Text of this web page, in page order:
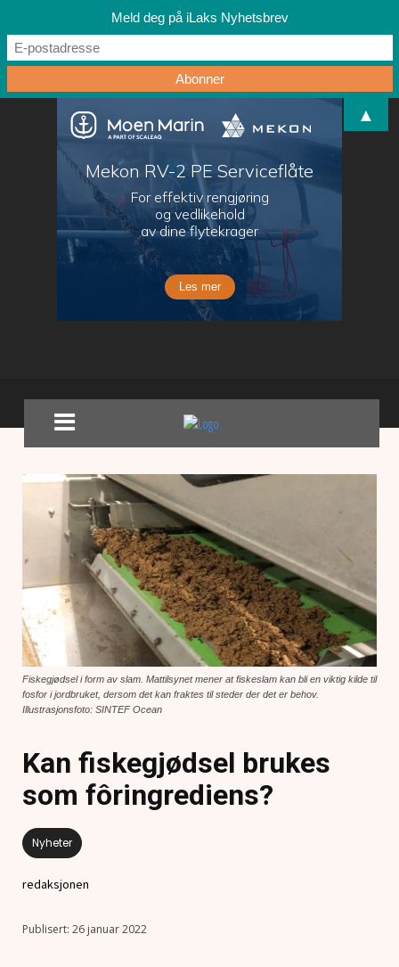
Fiskegjødsel i form av slam. Mattilsynet mener at fiskeslam kan bli en viktig kilde til
fosfor i jordbruket, dersom det kan fraktes til steder der det er behov.
Illustrasjonsfoto: SINTEF Ocean
Kan fiskegjødsel brukes
som fôringrediens?
Nyheter
redaksjonen
26 januar 2022
Meld deg på iLaks Nyhetsbrev
▲